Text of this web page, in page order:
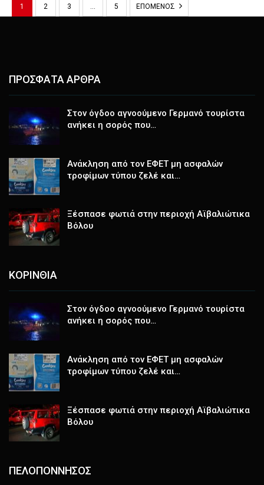
1 2 3 … 5 ΕΠΌΜΕΝΟΣ
ΠΡΟΣΦΑΤΑ ΑΡΘΡΑ
Στον όγδοο αγνοούμενο Γερμανό τουρίστα
ανήκει η σορός που…
Ανάκληση από τον ΕΦΕΤ μη ασφαλών
τροφίμων τύπου ζελέ και…
Ξέσπασε φωτιά στην περιοχή Αϊβαλιώτικα
Βόλου
ΚΟΡΙΝΘΙΑ
Στον όγδοο αγνοούμενο Γερμανό τουρίστα
ανήκει η σορός που…
Ανάκληση από τον ΕΦΕΤ μη ασφαλών
τροφίμων τύπου ζελέ και…
Ξέσπασε φωτιά στην περιοχή Αϊβαλιώτικα
Βόλου
ΠΕΛΟΠΟΝΝΗΣΟΣ